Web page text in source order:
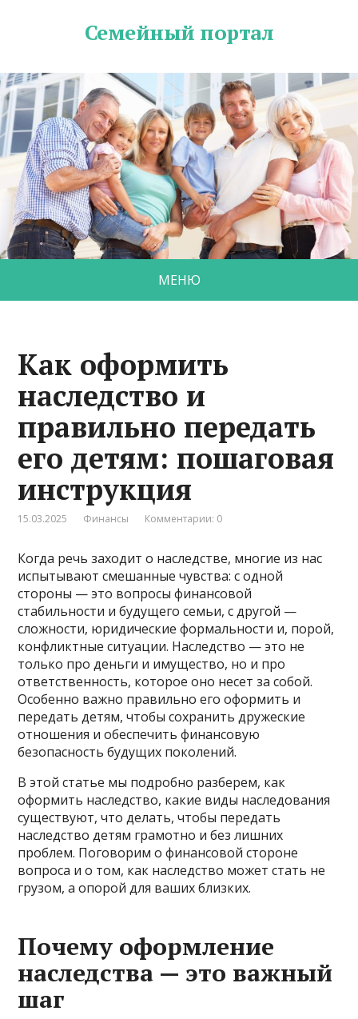
Семейный портал
МЕНЮ
Как оформить
наследство и
правильно передать
его детям: пошаговая
инструкция
15.03.2025 Финансы Комментарии: 0
Когда речь заходит о наследстве, многие из нас
испытывают смешанные чувства: с одной
стороны — это вопросы финансовой
стабильности и будущего семьи, с другой —
сложности, юридические формальности и, порой,
конфликтные ситуации. Наследство — это не
только про деньги и имущество, но и про
ответственность, которое оно несет за собой.
Особенно важно правильно его оформить и
передать детям, чтобы сохранить дружеские
отношения и обеспечить финансовую
безопасность будущих поколений.
В этой статье мы подробно разберем, как
оформить наследство, какие виды наследования
существуют, что делать, чтобы передать
наследство детям грамотно и без лишних
проблем. Поговорим о финансовой стороне
вопроса и о том, как наследство может стать не
грузом, а опорой для ваших близких.
Почему оформление
наследства — это важный
шаг